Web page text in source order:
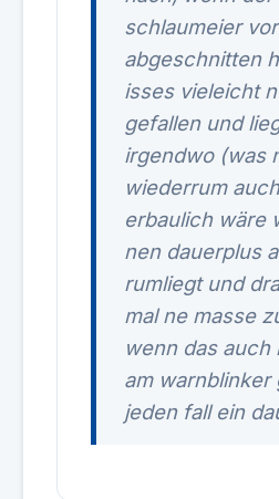
schlaumeier
abgeschnitten
isses vieleicht
gefallen und
irgendwo (was
wiederrum
erbaulich wäre
nen dauerplus
rumliegt und
mal ne masse
wenn das auch
am warnblinker
jeden fall ein